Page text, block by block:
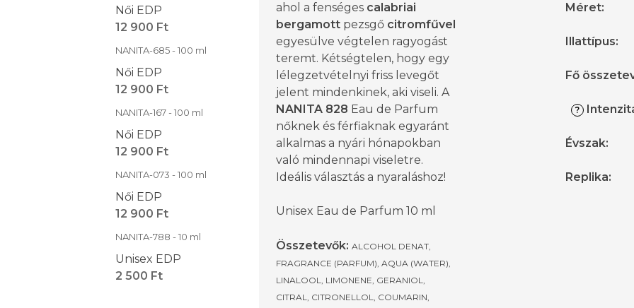
Női EDP
12 900 Ft
NANITA-685 - 100 ml
Női EDP
12 900 Ft
NANITA-167 - 100 ml
Női EDP
12 900 Ft
NANITA-073 - 100 ml
Női EDP
12 900 Ft
NANITA-788 - 10 ml
Unisex EDP
2 500 Ft
ahol a fenséges calabriai
bergamott pezsgő citromfűvel
egyesülve végtelen ragyogást
teremt. Kétségtelen, hogy egy
lélegzetvételnyi friss levegőt
jelent mindenkinek, aki viseli. A
NANITA 828 Eau de Parfum
nőknek és férfiaknak egyaránt
alkalmas a nyári hónapokban
való mindennapi viseletre.
Ideális választás a nyaraláshoz!
Unisex Eau de Parfum 10 ml
Összetevők: ALCOHOL DENAT,
FRAGRANCE (PARFUM), AQUA (WATER),
LINALOOL, LIMONENE, GERANIOL,
CITRAL, CITRONELLOL, COUMARIN,
Méret:
Illattípus:
Fő
?
Évszak:
Replika: